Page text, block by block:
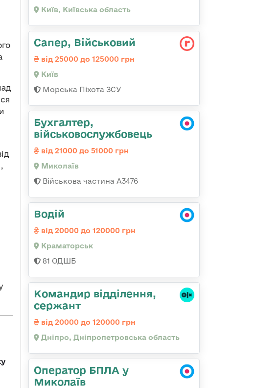
Київ, Київська область
Сапер, Військовий
від 25000 до 125000 грн
Київ
Морська Піхота ЗСУ
Бухгалтер,
військовослужбовець
від 21000 до 51000 грн
Миколаїв
Військова частина А3476
Водій
від 20000 до 120000 грн
Краматорськ
81 ОДШБ
Командир відділення,
сержант
від 20000 до 120000 грн
Дніпро, Дніпропетровська область
Оператор БПЛА у
Миколаїв